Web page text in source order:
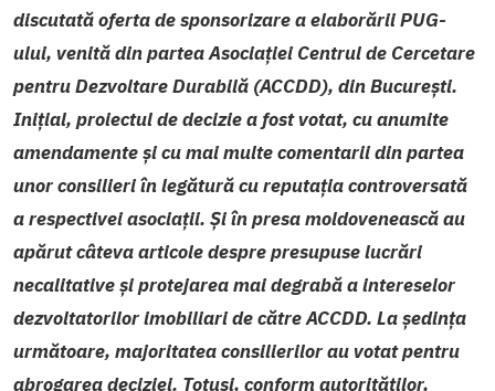
discutată oferta de sponsorizare a elaborării PUG-
ului, venită din partea Asociației Centrul de Cercetare
pentru Dezvoltare Durabilă (ACCDD), din București.
Inițial, proiectul de decizie a fost votat, cu anumite
amendamente și cu mai multe comentarii din partea
unor consilieri în legătură cu reputația controversată
a respectivei asociații. Și în presa moldovenească au
apărut câteva articole despre presupuse lucrări
necalitative și protejarea mai degrabă a intereselor
dezvoltatorilor imobiliari de către ACCDD. La ședința
următoare, majoritatea consilierilor au votat pentru
abrogarea deciziei. Totuși, conform autorităților,